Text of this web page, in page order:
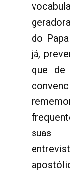
do
já,
que de
suas